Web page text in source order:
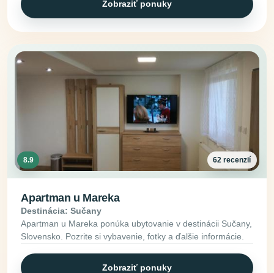
Zobraziť ponuky
8.9 62 recenzií
Apartman u Mareka
Destinácia: Sučany
Apartman u Mareka ponúka ubytovanie v destinácii Sučany,
Slovensko. Pozrite si vybavenie, fotky a ďalšie informácie.
Zobraziť ponuky